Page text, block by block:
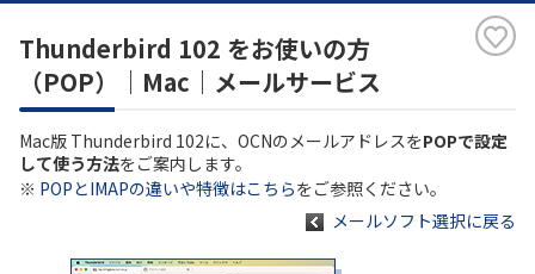
サポートトップ
サービス名から探す
よくあるご質問
工事・故障情報
Thunderbird 102 をお使いの方
（POP）｜Mac｜メールサービス
Mac版 Thunderbird 102に、OCNのメールアドレスをPOPで設定
して使う方法をご案内します。
※ POPとIMAPの違いや特徴はこちらをご参照ください。
メールソフト選択に戻る